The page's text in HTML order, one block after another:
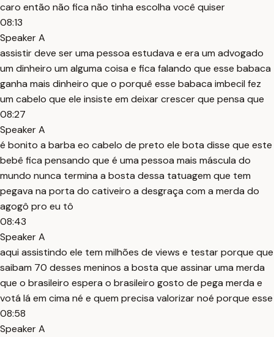
caro então não fica não tinha escolha você quiser
08:13
Speaker A
assistir deve ser uma pessoa estudava e era um advogado
um dinheiro um alguma coisa e fica falando que esse babaca
ganha mais dinheiro que o porquê esse babaca imbecil fez
um cabelo que ele insiste em deixar crescer que pensa que
08:27
Speaker A
é bonito a barba eo cabelo de preto ele bota disse que este
bebê fica pensando que é uma pessoa mais máscula do
mundo nunca termina a bosta dessa tatuagem que tem
pegava na porta do cativeiro a desgraça com a merda do
agogô pro eu tô
08:43
Speaker A
aqui assistindo ele tem milhões de views e testar porque que
saibam 70 desses meninos a bosta que assinar uma merda
que o brasileiro espera o brasileiro gosto de pega merda e
votá lá em cima né e quem precisa valorizar noé porque esse
08:58
Speaker A